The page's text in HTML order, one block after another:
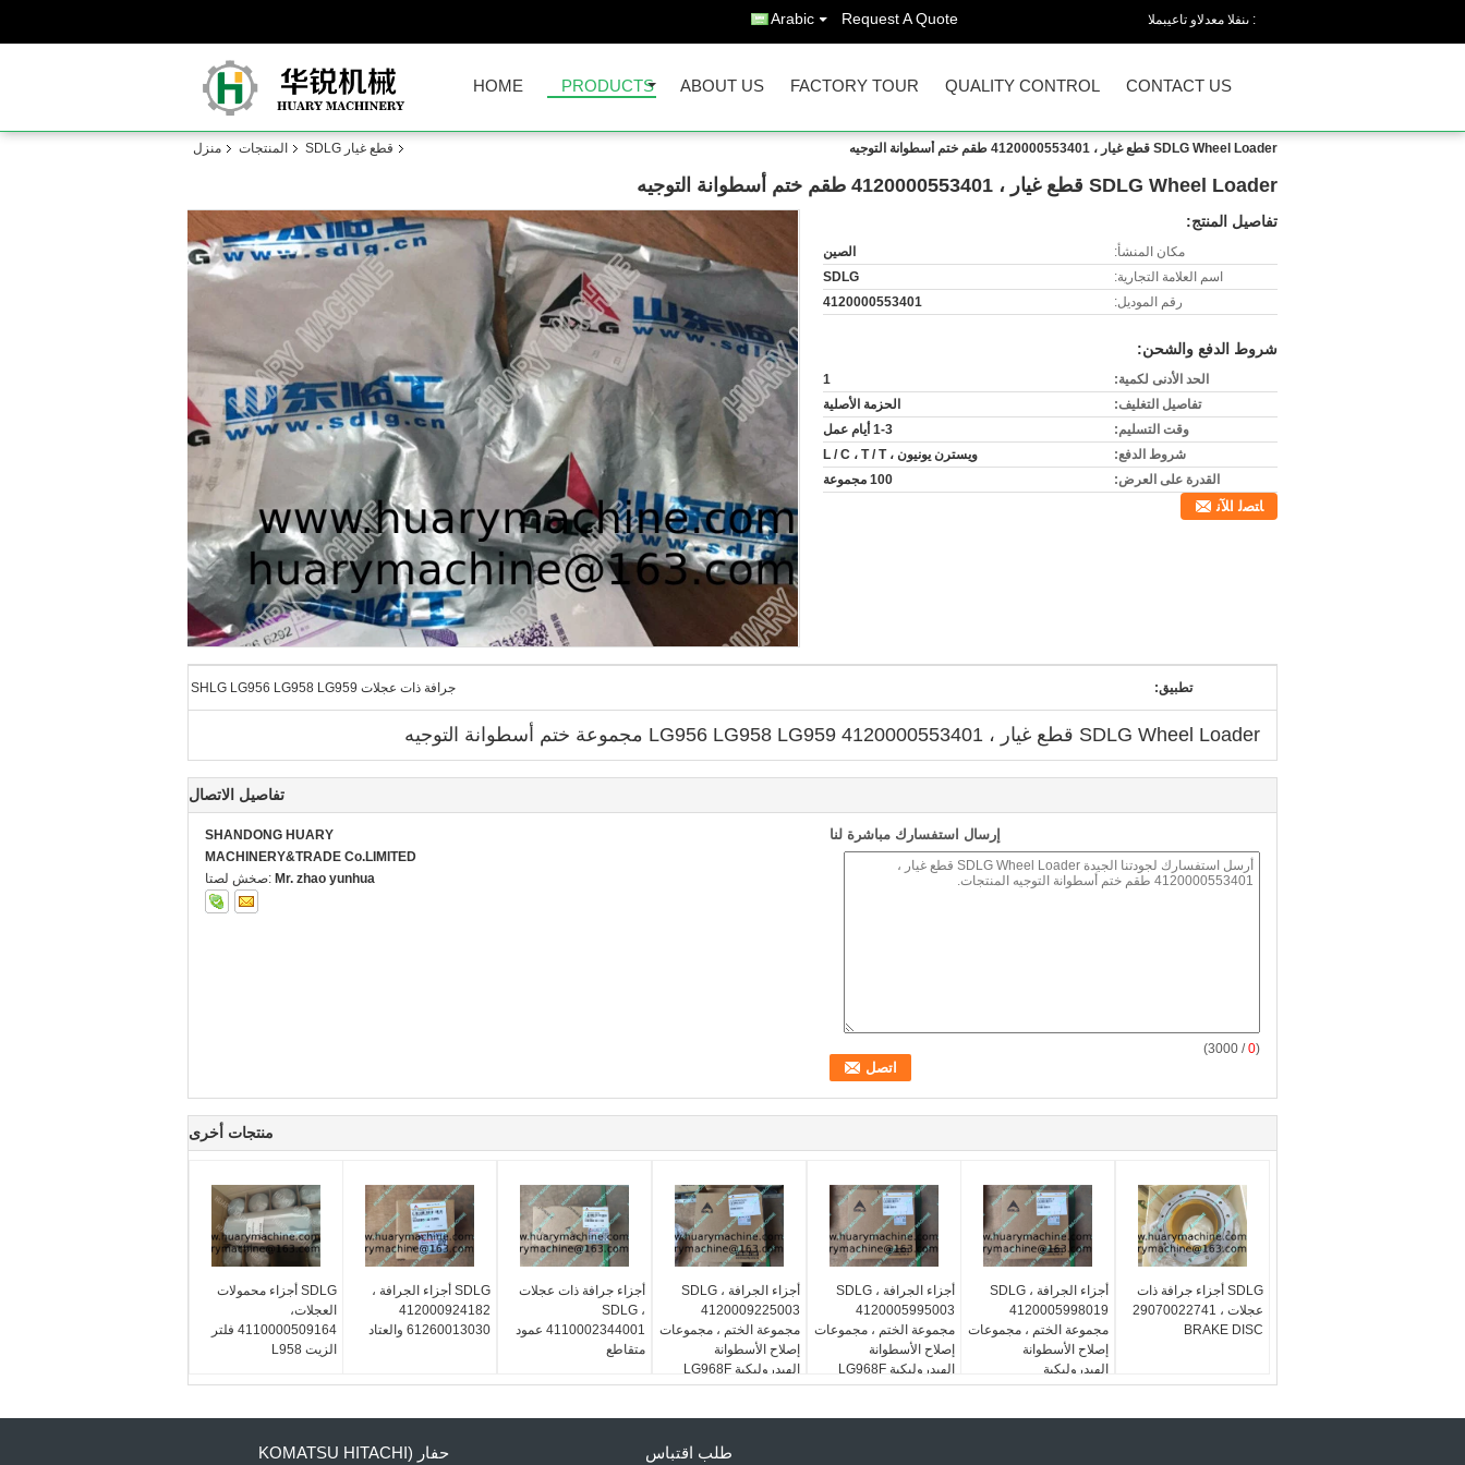
المبيعات والدعم الفنى : Request A Quote
Arabic
HOME PRODUCTS ABOUT US FACTORY TOUR QUALITY CONTROL CONTACT US
منزل المنتجات قطع غيار SDLG SDLG Wheel Loader قطع غيار ، 4120000553401 طقم ختم أسطوانة التوجيه
SDLG Wheel Loader قطع غيار ، 4120000553401 طقم ختم أسطوانة التوجيه
تفاصيل المنتج:
مكان المنشأ:
الصين
اسم العلامة التجارية:
SDLG
رقم الموديل:
4120000553401
شروط الدفع والشحن:
الحد الأدنى لكمية:
1
تفاصيل التغليف:
الحزمة الأصلية
وقت التسليم:
1-3 أيام عمل
شروط الدفع:
ويسترن يونيون ، L / C ، T / T
القدرة على العرض:
100 مجموعة
ﺎﺘﺼﻟ ﺍﻶﻧ
تطبيق: جرافة ذات عجلات SHLG LG956 LG958 LG959
SDLG Wheel Loader قطع غيار ، LG956 LG958 LG959 4120000553401 مجموعة ختم أسطوانة التوجيه
تفاصيل الاتصال
SHANDONG HUARY
MACHINERY&TRADE Co.LIMITED
اتصل شخص: Mr. zhao yunhua
إرسال استفسارك مباشرة لنا
(
0
/ 3000)
منتجات أخرى
SDLG أجزاء محمولات
العجلات،
4110000509164 فلتر
الزيت L958
SDLG أجزاء الجرافة ،
412000924182
61260013030 والعتاد
أجزاء جرافة ذات عجلات
SDLG ،
4110002344001 عمود
متقاطع
أجزاء الجرافة SDLG ،
4120009225003
مجموعة الختم ، مجموعات
إصلاح الأسطوانة
الهيدروليكية LG968F
أجزاء الجرافة SDLG ،
4120005995003
مجموعة الختم ، مجموعات
إصلاح الأسطوانة
الهيدروليكية LG968F
أجزاء الجرافة SDLG ،
4120005998019
مجموعة الختم ، مجموعات
إصلاح الأسطوانة
الهيدروليكية
SDLG أجزاء جرافة ذات
عجلات ، 29070022741
BRAKE DISC
حفار (KOMATSU HITACHI طلب اقتباس